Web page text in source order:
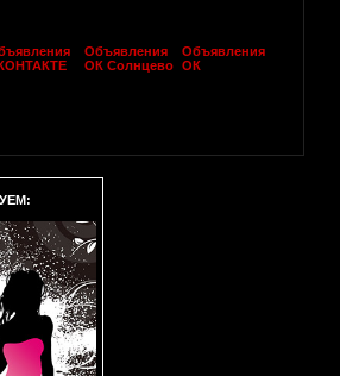
Объявления
ОК Солнцево
Объявления
ОК